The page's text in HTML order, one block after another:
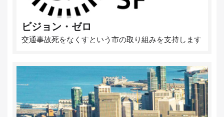
ビジョン・ゼロ
交通事故死をなくすという市の取り組みを支持します